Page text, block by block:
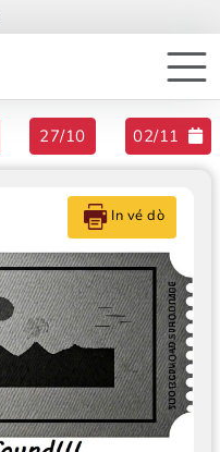
27/10 02/11
In vé dò